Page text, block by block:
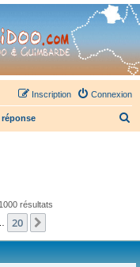
la communauté.
Connexion
Inscription
résultats
20